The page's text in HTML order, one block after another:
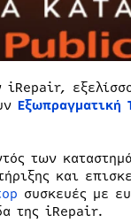
Εξωπραγματική
των
και
συσκευές με
της iRepair.